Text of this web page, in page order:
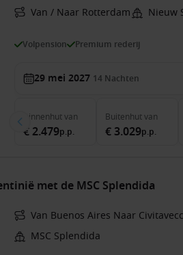
Van / Naar Rotterdam Nieuw
Volpension Premium rederij
29 mei 2027 14 Nachten
Binnenhutvan
€ 2.479p.p.
Buitenhutvan
€ 3.029p.p.
met de MSC Splendida
Van Buenos Aires Naar
MSC Splendida